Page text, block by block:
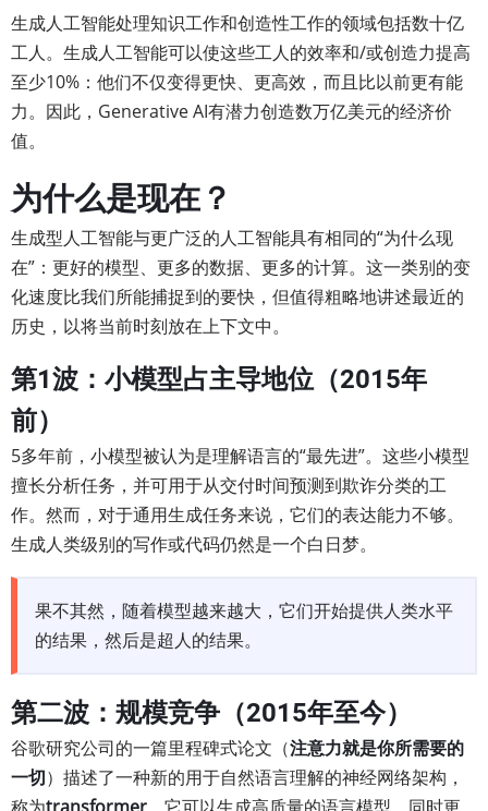
生成人工智能处理知识工作和创造性工作的领域包括数十亿
工人。生成人工智能可以使这些工人的效率和/或创造力提高
至少10%：他们不仅变得更快、更高效，而且比以前更有能
力。因此，Generative AI有潜力创造数万亿美元的经济价
值。
为什么是现在？
生成型人工智能与更广泛的人工智能具有相同的“为什么现
在”：更好的模型、更多的数据、更多的计算。这一类别的变
化速度比我们所能捕捉到的要快，但值得粗略地讲述最近的
历史，以将当前时刻放在上下文中。
第1波：小模型占主导地位（2015年
前）
5多年前，小模型被认为是理解语言的“最先进”。这些小模型
擅长分析任务，并可用于从交付时间预测到欺诈分类的工
作。然而，对于通用生成任务来说，它们的表达能力不够。
生成人类级别的写作或代码仍然是一个白日梦。
果不其然，随着模型越来越大，它们开始提供人类水平
的结果，然后是超人的结果。
第二波：规模竞争（2015年至今）
谷歌研究公司的一篇里程碑式论文（注意力就是你所需要的
一切）描述了一种新的用于自然语言理解的神经网络架构，